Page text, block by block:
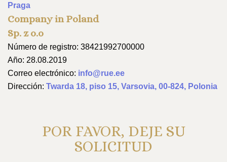
Praga
Company in Poland
Sp. z o.o
Número de registro: 38421992700000
Año: 28.08.2019
Correo electrónico: info@rue.ee
Dirección: Twarda 18, piso 15, Varsovia, 00-824, Polonia
POR FAVOR, DEJE SU
SOLICITUD